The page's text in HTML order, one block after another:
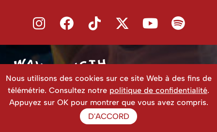
ÉVÉNEMENTS
ÉVÉNEMENTS À VENIR
Nous utilisons des cookies sur ce site Web à des fins de
télémétrie. Consultez notre politique de confidentialité.
Appuyez sur OK pour montrer que vous avez compris.
D'ACCORD